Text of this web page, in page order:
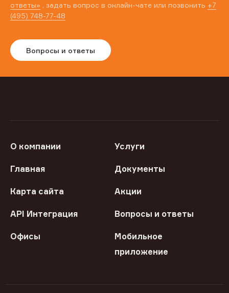
ответы» , задать вопрос в онлайн-чате или позвонить +7
(495) 748-77-48
Вопросы и ответы
О компании Услуги
Главная Документы
Карта сайта Акции
API Интеграция Вопросы и ответы
Офисы
Мобильное
приложение